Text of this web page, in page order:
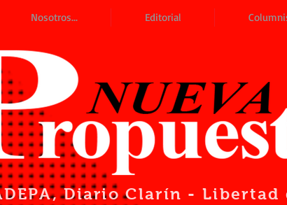
Nosotros... Editorial
, Diario Clarín - Libertad